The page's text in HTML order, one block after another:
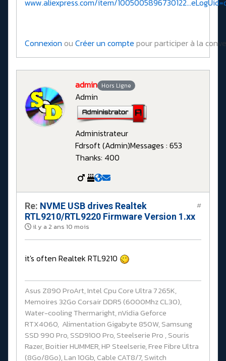
www.aliexpress.com/item/
Connexion ou Créer un compte pour participer à la
admin Hors Ligne
Admin
Administrateur
Fdrsoft (Admin)Messages : 653
Thanks: 400
Re: NVME USB drives Realtek
RTL9210/RTL9220 Firmware Version 1.xx
il y a 2 ans 10 mois
#
it's often Realtek RTL9210
Asus Z890 ProArt, Intel Cpu Core Ultra 7 265K,
Memoires 32Go Corsair DDR5 (6000Mhz CL30),
Water-cooling Thermaright, nVidia Geforce
RTX4060, Alimentation Gigabyte 850W, Samsung
SSD 990 Pro, SSD9100 Pro, Steelserie Pro , Souris
Razer, Boitier HUMMER, HP Steelserie, Free Fibre Ultra
(8Go/8Go), Lan 10Gb, Cable CAT8/7, Switch